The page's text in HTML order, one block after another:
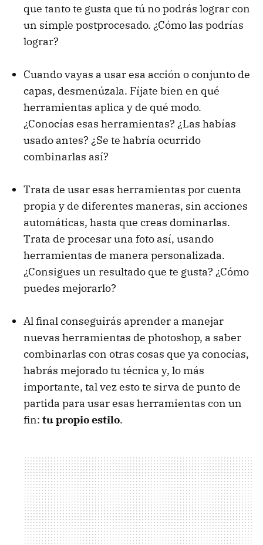
que tanto te gusta que tú no podrás lograr con
un simple postprocesado. ¿Cómo las podrías
lograr?
Cuando vayas a usar esa acción o conjunto de
capas, desmenúzala. Fíjate bien en qué
herramientas aplica y de qué modo.
¿Conocías esas herramientas? ¿Las habías
usado antes? ¿Se te habría ocurrido
combinarlas así?
Trata de usar esas herramientas por cuenta
propia y de diferentes maneras, sin acciones
automáticas, hasta que creas dominarlas.
Trata de procesar una foto así, usando
herramientas de manera personalizada.
¿Consigues un resultado que te gusta? ¿Cómo
puedes mejorarlo?
Al final conseguirás aprender a manejar
nuevas herramientas de photoshop, a saber
combinarlas con otras cosas que ya conocías,
habrás mejorado tu técnica y, lo más
importante, tal vez esto te sirva de punto de
partida para usar esas herramientas con un
fin: tu propio estilo.